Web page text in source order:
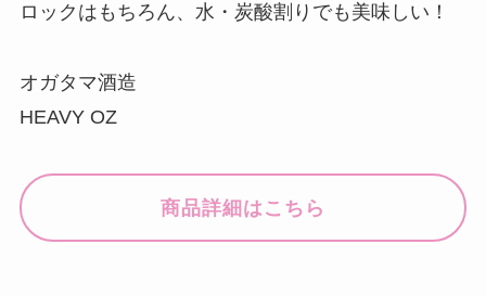
ロックはもちろん、水・炭酸割りでも美味しい！
オガタマ酒造
HEAVY OZ
商品詳細はこちら